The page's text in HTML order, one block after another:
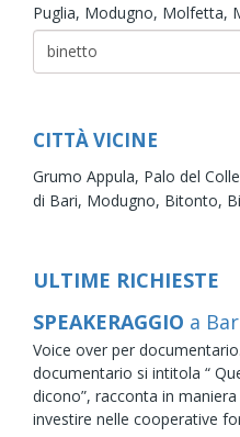
Puglia, Modugno, Molfetta,
CITTÀ VICINE
Grumo Appula, Palo del
di Bari, Modugno, Bitonto,
ULTIME RICHIESTE
SPEAKERAGGIO a
Voice over per
documentario si intitola “
dicono”, racconta in
investire nelle cooperative